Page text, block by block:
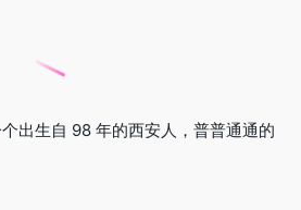
出生自 98 年的西安人，普普通通的